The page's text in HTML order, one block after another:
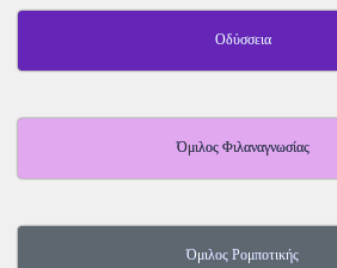
Οδύσσεια
Όμιλος Φιλαναγνωσίας
Όμιλος Ρομποτικής